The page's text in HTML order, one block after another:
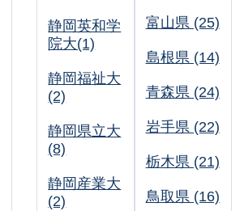
静岡英和学
院大(1)
静岡福祉大
(2)
静岡県立大
(8)
静岡産業大
(2)
富山県 (25)
島根県 (14)
青森県 (24)
岩手県 (22)
栃木県 (21)
鳥取県 (16)